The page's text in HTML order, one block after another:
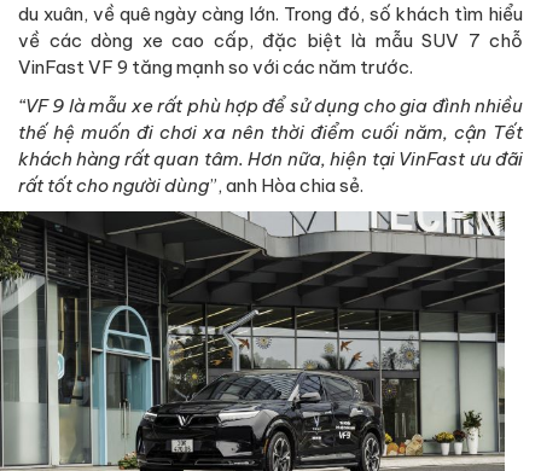
du xuân, về quê ngày càng lớn. Trong đó, số khách tìm hiểu
về các dòng xe cao cấp, đặc biệt là mẫu SUV 7 chỗ
VinFast VF 9 tăng mạnh so với các năm trước.
“VF 9 là mẫu xe rất phù hợp để sử dụng cho gia đình nhiều
thế hệ muốn đi chơi xa nên thời điểm cuối năm, cận Tết
khách hàng rất quan tâm. Hơn nữa, hiện tại VinFast ưu đãi
rất tốt cho người dùng”, anh Hòa chia sẻ.